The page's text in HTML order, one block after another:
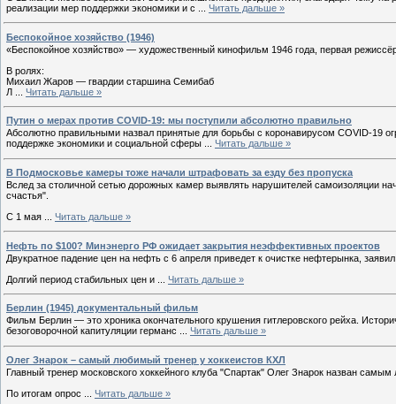
реализации мер поддержки экономики и с
Читать дальше »
Беспокойное хозяйство (1946)
«Беспокойное хозяйство» — художественный кинофильм 1946 года, первая
В ролях:
Михаил Жаров — гвардии старшина Семибаб
Л
Читать дальше »
Путин о мерах против COVID-19: мы поступили абсолютно правильно
Абсолютно правильными назвал принятые для борьбы с коронавирусом COVID-19
поддержке экономики и социальной сферы
Читать дальше »
В Подмосковье камеры тоже начали штрафовать за езду без пропуска
Вслед за столичной сетью дорожных камер выявлять нарушителей самоизоляции
счастья".
С 1 мая
Читать дальше »
Нефть по $100? Минэнерго РФ ожидает закрытия неэффективных проектов
Двукратное падение цен на нефть с 6 апреля приведет к очистке нефтерынка,
Долгий период стабильных цен и
Читать дальше »
Берлин (1945) документальный фильм
Фильм Берлин — это хроника окончательного крушения гитлеровского рейха.
безоговорочной капитуляции германс
Читать дальше »
Олег Знарок – самый любимый тренер у хоккеистов КХЛ
Главный тренер московского хоккейного клуба "Спартак" Олег Знарок назван
По итогам опрос
Читать дальше »